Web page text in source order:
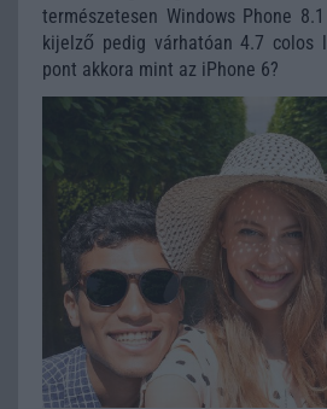
természetesen Windows Phone
kijelző pedig várhatóan 4.7 colos
pont akkora mint az iPhone 6?